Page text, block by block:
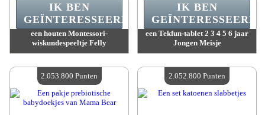
een houten Montessori-
wiskundespeeltje Felly
Beschikbare hoeveelheid :4
IK BEN
GEÏNTERESSEERD.
een Tekfun-tablet 2 3 4 5 6 jaar
Jongen Meisje
Beschikbare hoeveelheid :4
IK BEN
GEÏNTERESSEERD.
2.053.800 Punten 2.052.800 Punten